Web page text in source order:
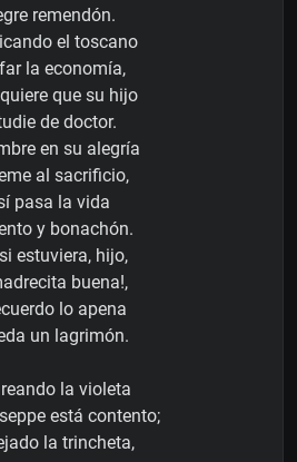
remendón.
el toscano
la economía,
que su hijo
de doctor.
en su alegría
al sacrificio,
pasa la vida
y bonachón.
si estuviera, hijo,
buena!,
lo apena
un lagrimón.
la violeta
está contento;
la trincheta,